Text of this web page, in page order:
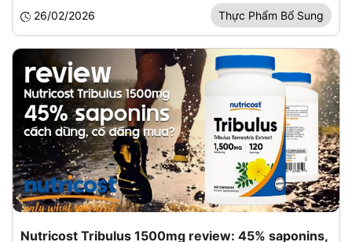
26/02/2026 Thực Phẩm Bổ Sung
Nutricost Tribulus 1500mg review: 45% saponins,